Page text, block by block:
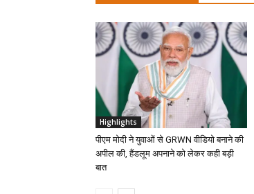
Highlights
पीएम मोदी ने युवाओं से GRWN वीडियो बनाने की
अपील की, हैंडलूम अपनाने को लेकर कही बड़ी
बात